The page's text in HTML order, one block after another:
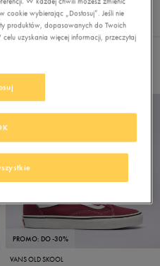
60
z 4
PROMO: DO -30%
VANS OLD SKOOL
cookie wybierając „Dostosuj”. Jeśli nie
produktów, dopasowanych do Twoich
uzyskania więcej informacji, przeczytaj